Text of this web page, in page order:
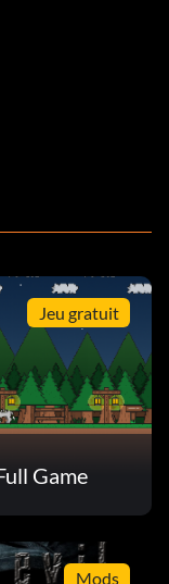
Jeu gratuit
Game
Mods